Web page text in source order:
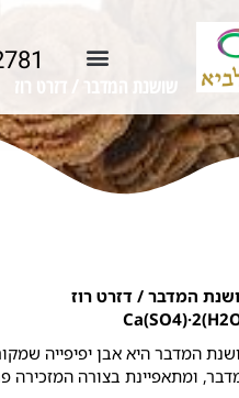
ורישום של
שושנת המדבר / דזרט רוז
המדבר / דזרט רוז
המדבר היא אבן יפיפייה
ומתאפיינת בצורה המזכירה